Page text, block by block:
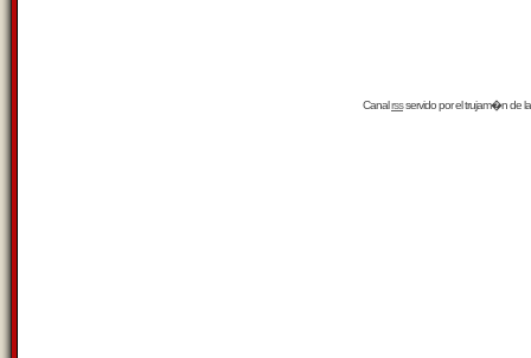
Canalrssservido por eltrujam�nde